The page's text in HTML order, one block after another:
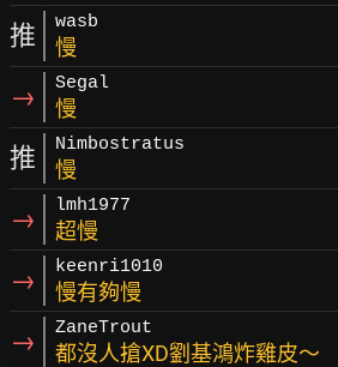
推 wasb
慢
→ Segal
慢
推 Nimbostratus
慢
→ lmh1977
超慢
→ keenri1010
慢有夠慢
→ ZaneTrout
都沒人搶XD劉基鴻炸雞皮～